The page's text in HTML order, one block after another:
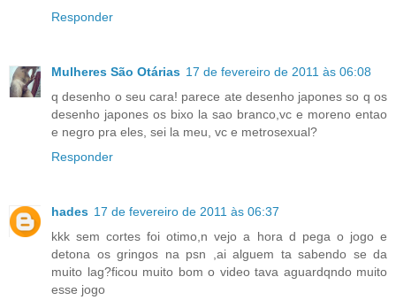
Responder
Mulheres São Otárias 17 de fevereiro de 2011 às 06:08
q desenho o seu cara! parece ate desenho japones so q os
desenho japones os bixo la sao branco,vc e moreno entao
e negro pra eles, sei la meu, vc e metrosexual?
Responder
hades 17 de fevereiro de 2011 às 06:37
kkk sem cortes foi otimo,n vejo a hora d pega o jogo e
detona os gringos na psn ,ai alguem ta sabendo se da
muito lag?ficou muito bom o video tava aguardqndo muito
esse jogo